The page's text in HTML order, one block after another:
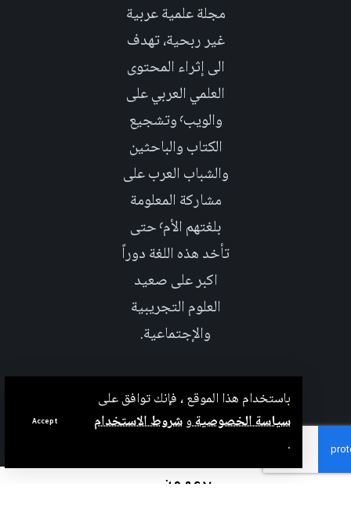
باستخدام هذا الموقع ، فإنك توافق على
سياسة الخصوصيةوشروط الاستخدام
مجلة علمية عربية
غير ربحية، تهدف
الى إثراء المحتوى
العلمي العربي على
والويب٬ وتشجيع
الكتاب والباحثين
والشباب العرب على
مشاركة المعلومة
بلغتهم الأم٬ حتى
تأخد هذه اللغة دوراً
اكبر على صعيد
العلوم التجريبية
والإجتماعية.
بدعم من